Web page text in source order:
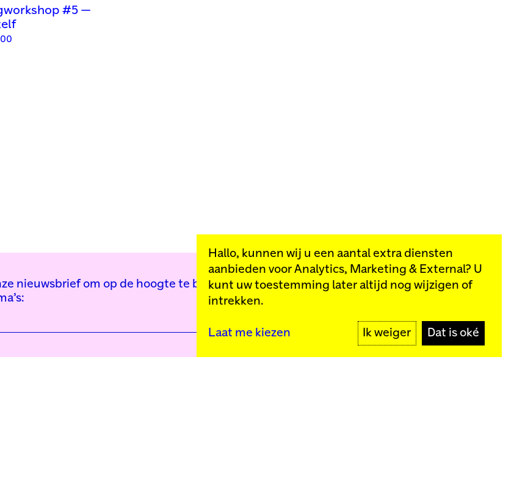
#5 —
nieuwsbrief om op de hoogte te blijven van onze
Hallo, kunnen wij u een aantal extra diensten
aanbieden voor Analytics, Marketing & External? U
kunt uw toestemming later altijd nog wijzigen of
intrekken.
Laat me kiezen Ik weiger Dat is oké